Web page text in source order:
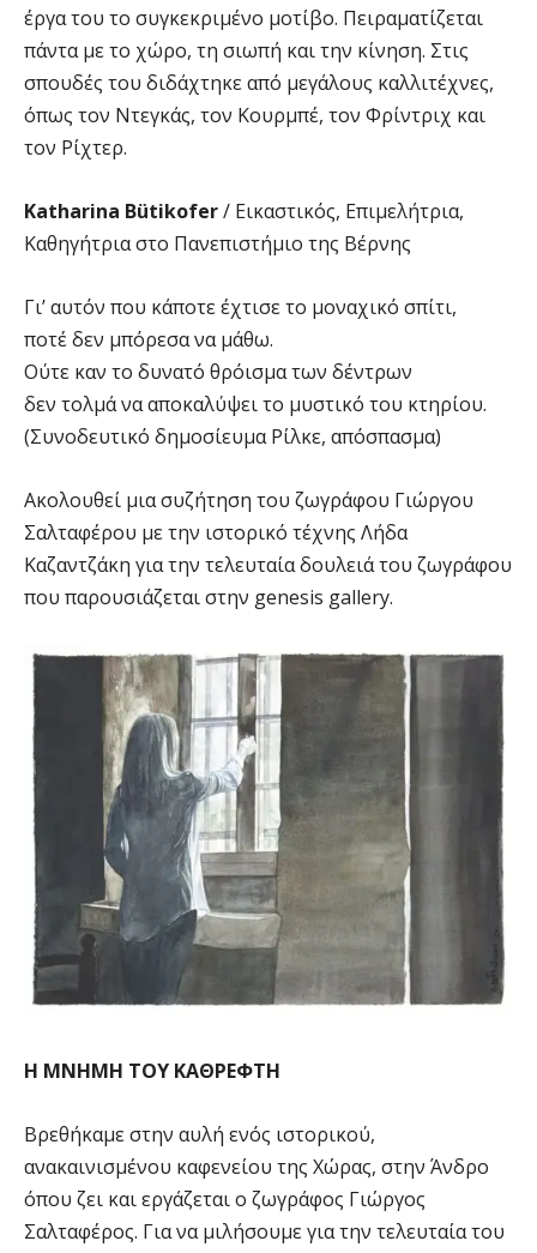
έργα του το συγκεκριμένο μοτίβο. Πειραματίζεται
πάντα με το χώρο, τη σιωπή και την κίνηση. Στις
σπουδές του διδάχτηκε από μεγάλους καλλιτέχνες,
όπως τον Ντεγκάς, τον Κουρμπέ, τον Φρίντριχ και
τον Ρίχτερ.
Katharina Bütikofer/ Εικαστικός, Επιμελήτρια,
Καθηγήτρια στο Πανεπιστήμιο της Βέρνης
Γι’ αυτόν που κάποτε έχτισε το μοναχικό σπίτι,
ποτέ δεν μπόρεσα να μάθω.
Ούτε καν το δυνατό θρόισμα των δέντρων
δεν τολμά να αποκαλύψει το μυστικό του κτηρίου.
(Συνοδευτικό δημοσίευμα Ρίλκε, απόσπασμα)
Ακολουθεί μια συζήτηση του ζωγράφου Γιώργου
Σαλταφέρου με την ιστορικό τέχνης Λήδα
Kαζαντζάκη για την τελευταία δουλειά του ζωγράφου
που παρουσιάζεται στην genesis gallery.
Η ΜΝΗΜΗ ΤΟΥ ΚΑΘΡΕΦΤΗ
Βρεθήκαμε στην αυλή ενός ιστορικού,
ανακαινισμένου καφενείου της Χώρας, στην Άνδρο
όπου ζει και εργάζεται ο ζωγράφος Γιώργος
Σαλταφέρος. Για να μιλήσουμε για την τελευταία του